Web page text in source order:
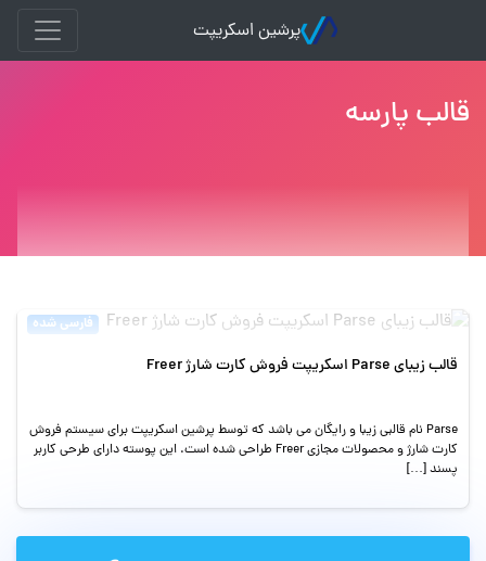
پرشین اسکریپت
قالب پارسه
فارسی شده
قالب زیبای Parse اسکریپت فروش کارت شارژ Freer
Parse نام قالبی زیبا و رایگان می باشد که توسط پرشین اسکریپت برای سیستم فروش
کارت شارژ و محصولات مجازی Freer طراحی شده است. این پوسته دارای طرحی کاربر
پسند […]